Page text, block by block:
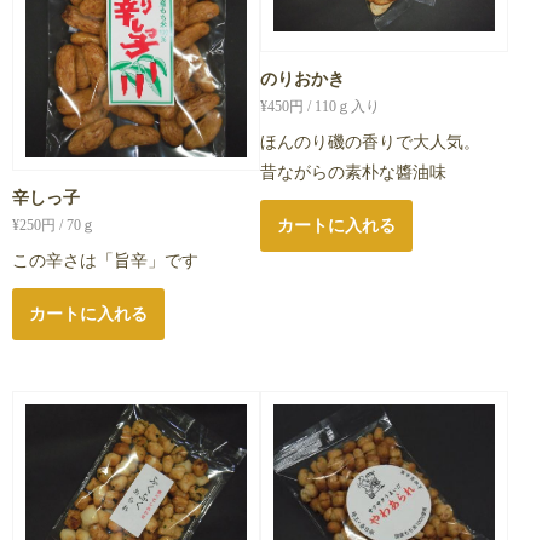
辛しっ子
¥250円 / 70ｇ
この辛さは「旨辛」です
カートに入れる
のりおかき
¥450円 / 110ｇ入り
ほんのり磯の香りで大人気。
昔ながらの素朴な醬油味
カートに入れる